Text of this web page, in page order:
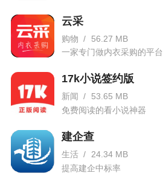
云采
购物 /
56.27 MB
一家专门做内衣采购的平台
17k小说签约版
新闻 /
53.65 MB
免费阅读的看小说神器
建企查
生活 /
24.34 MB
提高建企中标率